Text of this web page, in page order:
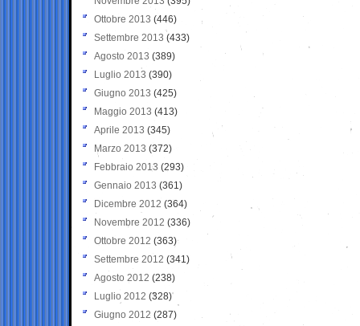
Ottobre 2013 (446)
Settembre 2013 (433)
Agosto 2013 (389)
Luglio 2013 (390)
Giugno 2013 (425)
Maggio 2013 (413)
Aprile 2013 (345)
Marzo 2013 (372)
Febbraio 2013 (293)
Gennaio 2013 (361)
Dicembre 2012 (364)
Novembre 2012 (336)
Ottobre 2012 (363)
Settembre 2012 (341)
Agosto 2012 (238)
Luglio 2012 (328)
Giugno 2012 (287)